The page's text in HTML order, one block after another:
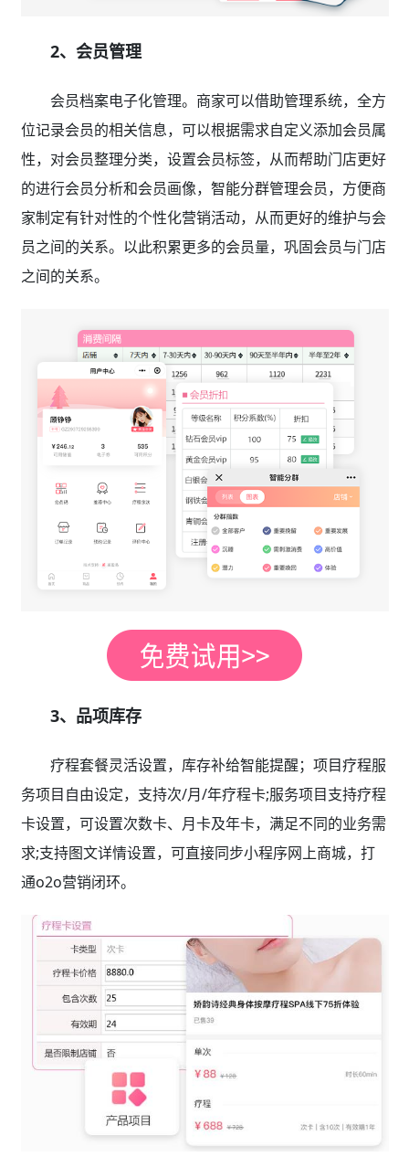
2、会员管理
会员档案电子化管理。商家可以借助管理系统，全方
位记录会员的相关信息，可以根据需求自定义添加会员属
性，对会员整理分类，设置会员标签，从而帮助门店更好
的进行会员分析和会员画像，智能分群管理会员，方便商
家制定有针对性的个性化营销活动，从而更好的维护与会
员之间的关系。以此积累更多的会员量，巩固会员与门店
之间的关系。
3、品项库存
疗程套餐灵活设置，库存补给智能提醒；项目疗程服
务项目自由设定，支持次/月/年疗程卡;服务项目支持疗程
卡设置，可设置次数卡、月卡及年卡，满足不同的业务需
求;支持图文详情设置，可直接同步小程序网上商城，打
通o2o营销闭环。